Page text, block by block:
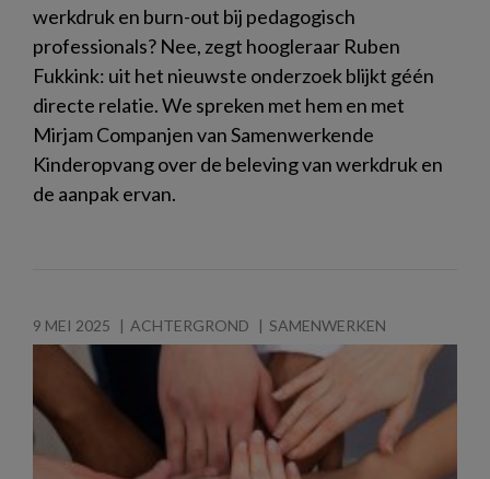
werkdruk en burn-out bij pedagogisch
professionals? Nee, zegt hoogleraar Ruben
Fukkink: uit het nieuwste onderzoek blijkt géén
directe relatie. We spreken met hem en met
Mirjam Companjen van Samenwerkende
Kinderopvang over de beleving van werkdruk en
de aanpak ervan.
9 MEI 2025 ACHTERGROND SAMENWERKEN